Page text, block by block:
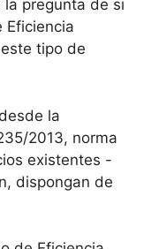
pregunta de si
Eficiencia
tipo de
la
2013, norma
existentes -
dispongan de